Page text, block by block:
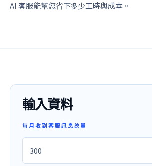
AI 客服能幫您省下多少工時與成本。
輸入資料
每月收到客服訊息總量